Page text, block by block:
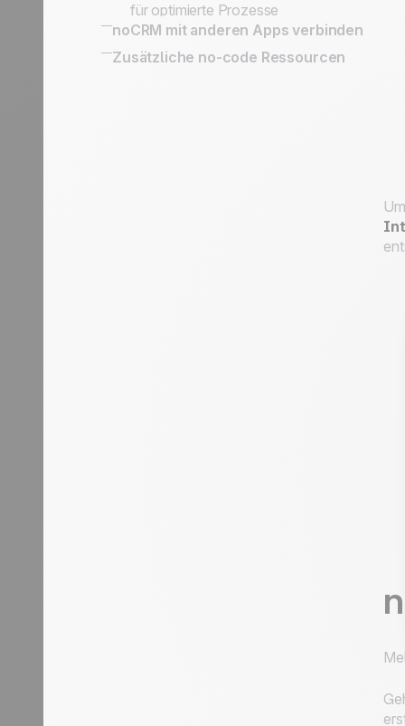
für optimierte Prozesse
noCRM mit anderen Apps verbinden
Wie Sie noCRM mit Ihrem eigenen
Zusätzliche no-code Ressourcen